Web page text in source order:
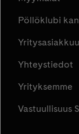
Pöllöklubi
Yhteystiedot
Yrityksemme
Vastuullisuus